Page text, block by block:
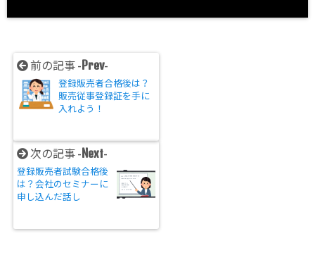
前の記事 -Prev-
登録販売者合格後は？
販売従事登録証を手に
入れよう！
次の記事 -Next-
登録販売者試験合格後
は？会社のセミナーに
申し込んだ話し